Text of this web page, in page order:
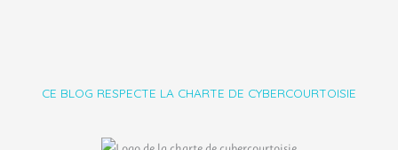
CE BLOG RESPECTE LA CHARTE DE CYBERCOURTOISIE